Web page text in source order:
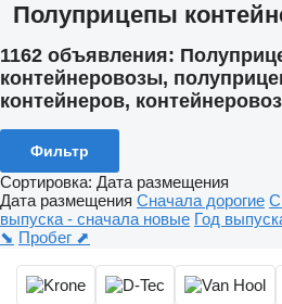
Полуприцепы
1162 объявления:
контейнеровозы,
контейнеров,
Фильтр
Сортировка: Дата размещения
Дата размещения Сначала дорогие
выпуска - сначала новые Год
⬊ Пробег ⬈